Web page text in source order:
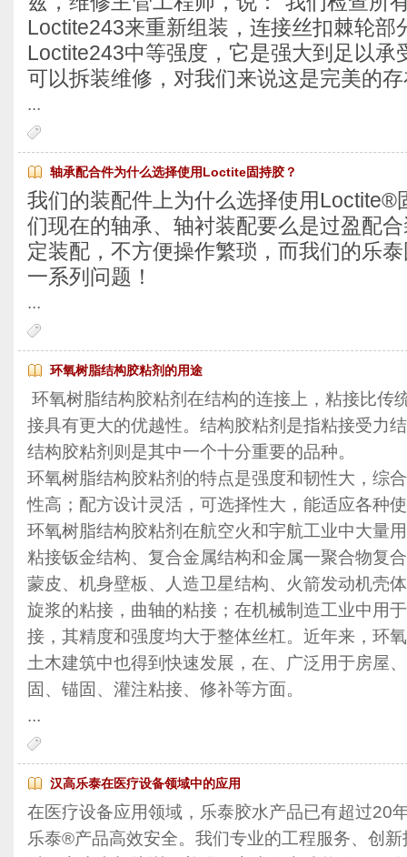
Loctite243来重新组装，连接丝扣棘轮部
Loctite243中等强度，它是强大到足以承
可以拆装维修，对我们来说这是完美的存
...
轴承配合件为什么选择使用Loctite固持胶？
我们的装配件上为什么选择使用Loctite®
们现在的轴承、轴衬装配要么是过盈配
定装配，不方便操作繁琐，而我们的乐
一系列问题！
...
环氧树脂结构胶粘剂的用途
环氧树脂结构胶粘剂在结构的连接上，粘接比传
接具有更大的优越性。结构胶粘剂是指粘接受力
结构胶粘剂则是其中一个十分重要的品种。
环氧树脂结构胶粘剂的特点是强度和韧性大，综
性高；配方设计灵活，可选择性大，能适应各种
环氧树脂结构胶粘剂在航空火和宇航工业中大量
粘接钣金结构、复合金属结构和金属一聚合物复
蒙皮、机身壁板、人造卫星结构、火箭发动机壳
旋浆的粘接，曲轴的粘接；在机械制造工业中用
接，其精度和强度均大于整体丝杠。近年来，环
土木建筑中也得到快速发展，在、广泛用于房屋
固、锚固、灌注粘接、修补等方面。
...
汉高乐泰在医疗设备领域中的应用
在医疗设备应用领域，乐泰胶水产品已有超过20
乐泰®产品高效安全。我们专业的工程服务、创